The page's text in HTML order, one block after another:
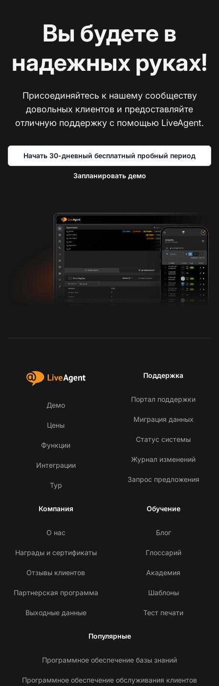
Вы будете в
надежных руках!
Присоединяйтесь к нашему сообществу
довольных клиентов и предоставляйте
отличную поддержку с помощью LiveAgent.
Начать 30-дневный бесплатный пробный период
Запланировать демо
Демо
Цены
Функции
Интеграции
Тур
Поддержка
Портал поддержки
Миграция данных
Статус системы
Журнал изменений
Запрос предложения
Компания
О нас
Награды и сертификаты
Отзывы клиентов
Партнерская программа
Выходные данные
Обучение
Блог
Глоссарий
Академия
Шаблоны
Тест печати
Популярные
Программное обеспечение базы знаний
Программное обеспечение обслуживания клиентов